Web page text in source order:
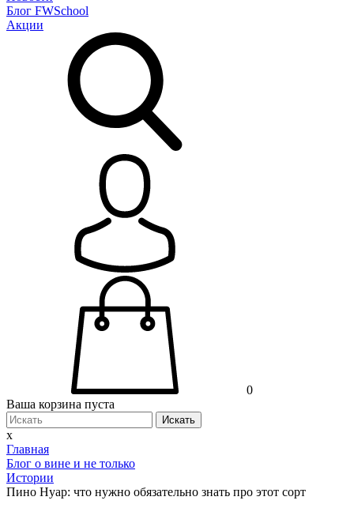
Блог FWSchool
Акции
0
Ваша корзина пуста
Искать
x
Главная
Блог о вине и не только
Истории
Пино Нуар: что нужно обязательно знать про этот сорт